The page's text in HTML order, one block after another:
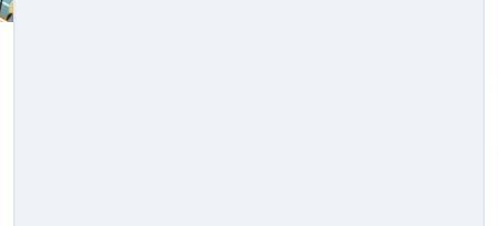
れが日本が残念な国になった理由です。国民は●●をしな
を妄想シナリオ検証してみた！ズボラ株投資
】一覧※YouTubeブログSNS共通
実に取り組むべき！ #shorts
っかからないための方法 #投資詐欺 #詐欺 #弁護士 #法律